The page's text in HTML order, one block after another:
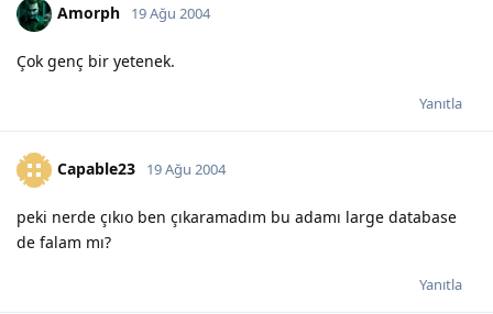
Amorph 19 Ağu 2004
Çok genç bir yetenek.
Yanıtla
Capable23 19 Ağu 2004
peki nerde çıkıo ben çıkaramadım bu adamı large database
de falam mı?
Yanıtla